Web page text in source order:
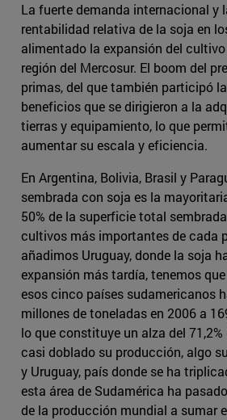
La fuerte demanda internacional y
rentabilidad relativa de la soja en
alimentado la expansión del
región del Mercosur. El boom del
primas, del que también participó
beneficios que se dirigieron a la
tierras y equipamiento, lo que
aumentar su escala y eficiencia.
En Argentina, Bolivia, Brasil y
sembrada con soja es la
50% de la superficie total
cultivos más importantes de cada
añadimos Uruguay, donde la soja
expansión más tardía, tenemos
esos cinco países sudamericanos
millones de toneladas en 2006 a
lo que constituye un alza del
casi doblado su producción, algo
y Uruguay, país donde se ha
esta área de Sudamérica ha
de la producción mundial a sumar